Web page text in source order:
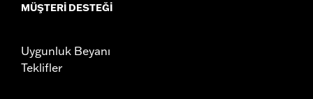
MÜŞTERI DESTEĞI
Uygunluk Beyanı
Teklifler